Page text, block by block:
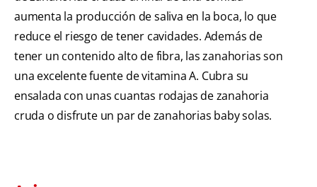
aumenta la producción de saliva en la boca, lo que
reduce el riesgo de tener cavidades. Además de
tener un contenido alto de fibra, las zanahorias son
una excelente fuente de vitamina A. Cubra su
ensalada con unas cuantas rodajas de zanahoria
cruda o disfrute un par de zanahorias baby solas.